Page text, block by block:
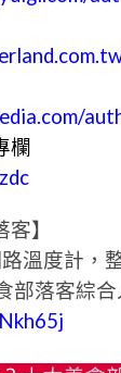
欄
】
溫度計，
部落客綜